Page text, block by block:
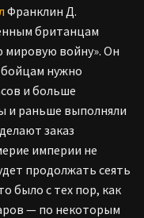
Франклин Д.
британцам
войну». Он
нужно
и больше
и раньше выполняли
заказ
империи не
продолжать сеять
было с тех пор, как
— по некоторым